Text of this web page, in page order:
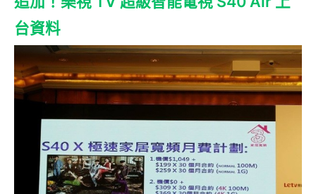
台資料